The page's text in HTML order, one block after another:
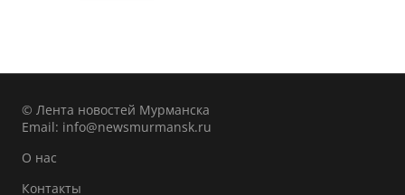
© Лента новостей Мурманска
Email: info@newsmurmansk.ru
О нас
Контакты